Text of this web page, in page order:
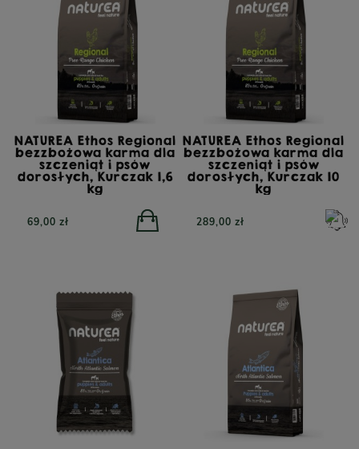
NATUREA Ethos Regional
bezzbożowa karma dla
szczeniąt i psów
dorosłych, Kurczak 1,6
kg
69,00 zł
NATUREA Ethos Regional
bezzbożowa karma dla
szczeniąt i psów
dorosłych, Kurczak 10
kg
289,00 zł